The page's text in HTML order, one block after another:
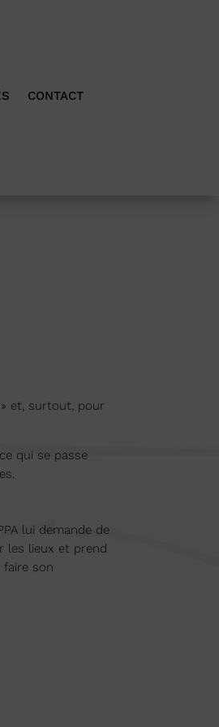
CONTACT
et, surtout, pour
qui se passe
lui demande de
les lieux et prend
son